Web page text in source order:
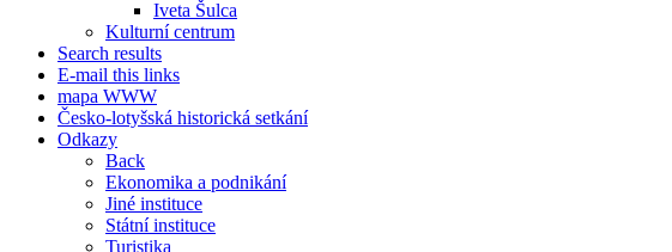
Iveta Šulca
Kulturní centrum
Search results
E-mail this links
mapa WWW
Česko-lotyšská historická setkání
Odkazy
Back
Ekonomika a podnikání
Jiné instituce
Státní instituce
Turistika